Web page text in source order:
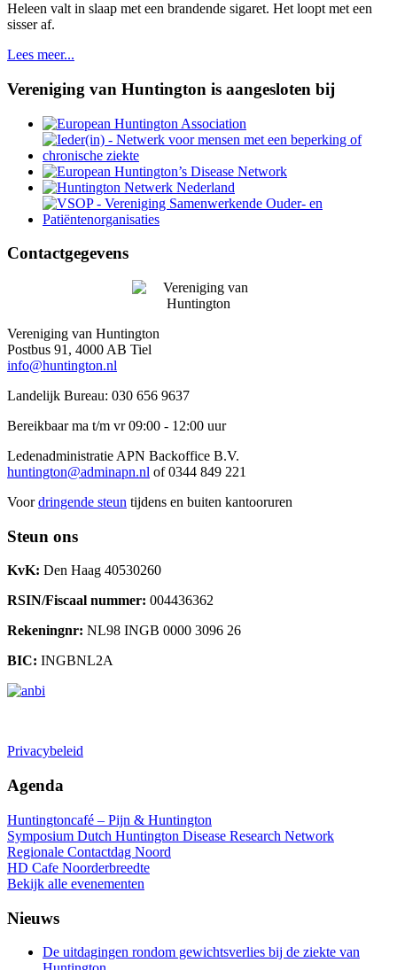
Heleen valt in slaap met een brandende sigaret. Het loopt met een
sisser af.
Lees meer...
Vereniging van Huntington is aangesloten bij
Contactgegevens
Vereniging van Huntington
Postbus 91, 4000 AB Tiel
info@huntington.nl
Landelijk Bureau: 030 656 9637
Bereikbaar ma t/m vr 09:00 - 12:00 uur
Ledenadministratie APN Backoffice B.V.
huntington@adminapn.nl of 0344 849 221
Voordringende steun tijdens en buiten kantooruren
Steun ons
KvK: Den Haag 40530260
RSIN/Fiscaal nummer: 004436362
Rekeningnr: NL98 INGB 0000 3096 26
BIC: INGBNL2A
Privacybeleid
Agenda
Huntingtoncafé – Pijn & Huntington
Symposium Dutch Huntington Disease Research Network
Regionale Contactdag Noord
HD Cafe Noorderbreedte
Bekijk alle evenementen
Nieuws
De uitdagingen rondom gewichtsverlies bij de ziekte van